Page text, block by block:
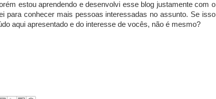
estou aprendendo e desenvolvi esse blog justamente com o
para conhecer mais pessoas interessadas no assunto. Se isso
aqui apresentado e do interesse de vocês, não é mesmo?